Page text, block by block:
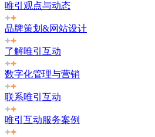
唯引观点与动态
品牌策划&网站设计
了解唯引互动
数字化管理与营销
联系唯引互动
唯引互动服务案例